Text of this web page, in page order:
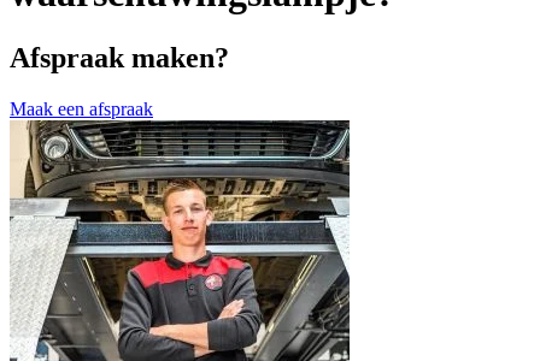
Afspraak maken?
Maak een afspraak